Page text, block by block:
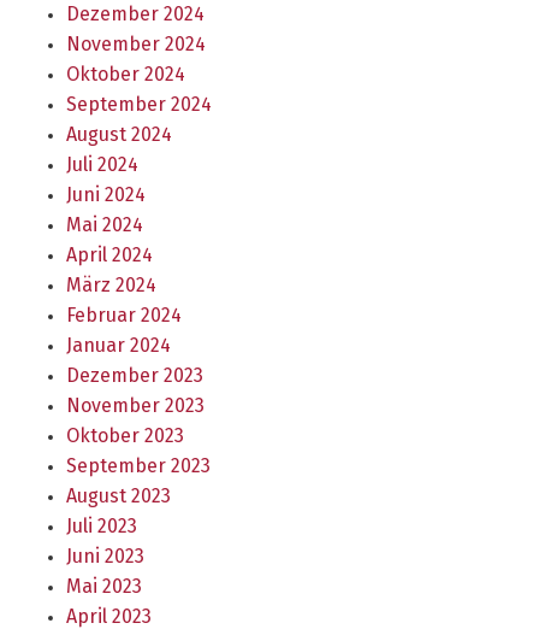
Dezember 2024
November 2024
Oktober 2024
September 2024
August 2024
Juli 2024
Juni 2024
Mai 2024
April 2024
März 2024
Februar 2024
Januar 2024
Dezember 2023
November 2023
Oktober 2023
September 2023
August 2023
Juli 2023
Juni 2023
Mai 2023
April 2023